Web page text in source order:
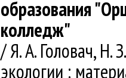
образования
колледж"
/ Я. А. Головач, Н.
экологии :